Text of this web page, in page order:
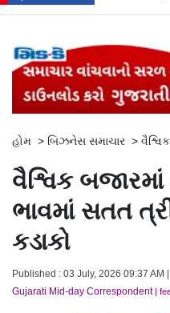
હોમ > બિઝનેસ સમાચાર >
વૈશ્વિક
ભાવમાં સતત
કડાકો
Published : 03 July, 2026 09:37 AM
Gujarati Mid-day Correspondent|